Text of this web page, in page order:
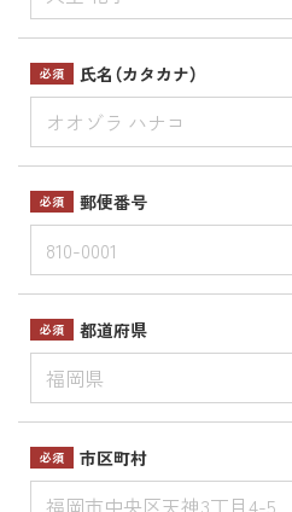
必須 氏名（カタカナ）
必須 郵便番号
必須 都道府県
必須 市区町村